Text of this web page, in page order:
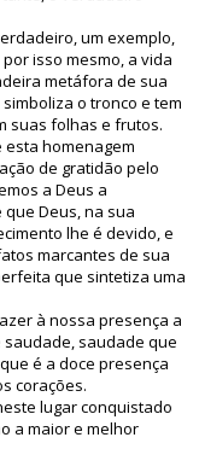
um exemplo,
isso mesmo, a vida
metáfora de sua
o tronco e tem
suas folhas e frutos.
homenagem
de gratidão pelo
a Deus a
Deus, na sua
lhe é devido, e
marcantes de sua
que sintetiza uma
à nossa presença a
saudade que
é a doce presença
corações.
lugar conquistado
a maior e melhor